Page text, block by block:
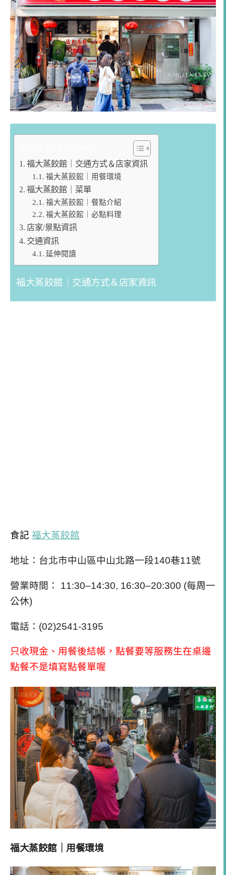
福大蒸餃館｜交通方式＆店家資訊
福大蒸餃館｜用餐環境
福大蒸餃館｜菜單
福大蒸餃館｜餐點介紹
福大蒸餃館｜必點料理
店家/景點資訊
交通資訊
延伸閱讀
福大蒸餃館｜交通方式＆店家資訊
食記 福大蒸餃館
地址：台北市中山區中山北路一段140巷11號
營業時間： 11:30–14:30, 16:30–20:300 (每周一
公休)
電話： (02)2541-3195
只收現金、用餐後結帳，點餐要等服務生在桌邊
點餐不是填寫點餐單喔
福大蒸餃館｜用餐環境